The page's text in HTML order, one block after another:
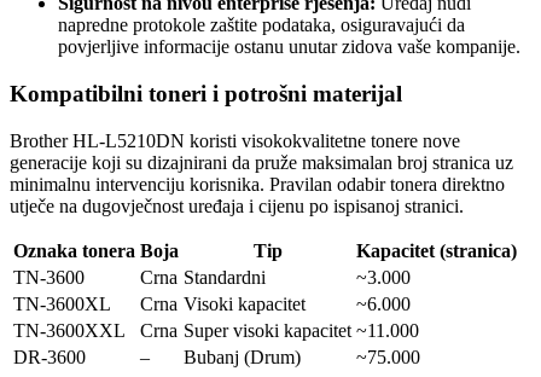
napredne protokole zaštite podataka, osiguravajući da
povjerljive informacije ostanu unutar zidova vaše kompanije.
Kompatibilni toneri i potrošni materijal
Brother HL-L5210DN koristi visokokvalitetne tonere nove
generacije koji su dizajnirani da pruže maksimalan broj stranica uz
minimalnu intervenciju korisnika. Pravilan odabir tonera direktno
utječe na dugovječnost uređaja i cijenu po ispisanoj stranici.
Oznaka tonera Boja Tip
Kapacitet (stranica)
TN-3600
Crna Standardni
~3.000
TN-3600XL
Crna Visoki kapacitet
~6.000
TN-3600XXL
Crna Super visoki kapacitet ~11.000
DR-3600
– Bubanj (Drum) ~75.000